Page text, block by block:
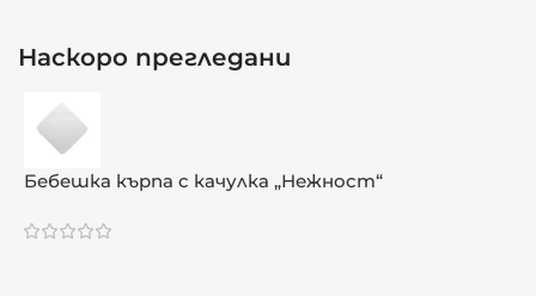
Наскоро прегледани
Бебешка кърпа с качулка „Нежност“